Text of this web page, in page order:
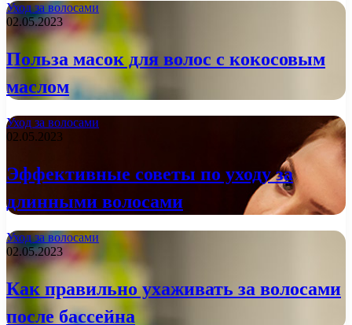
Уход за волосами
02.05.2023
Польза масок для волос с кокосовым
маслом
Уход за волосами
02.05.2023
Эффективные советы по уходу за
длинными волосами
Уход за волосами
02.05.2023
Как правильно ухаживать за волосами
после бассейна